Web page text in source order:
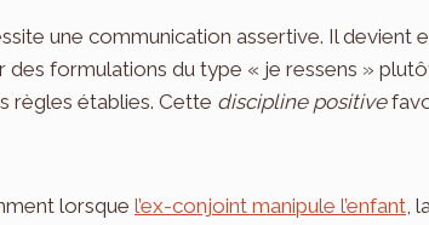
une communication assertive. Il devient
des formulations du type « je ressens »
règles établies. Cette discipline positive
lorsque l’ex-conjoint manipule l’enfant,